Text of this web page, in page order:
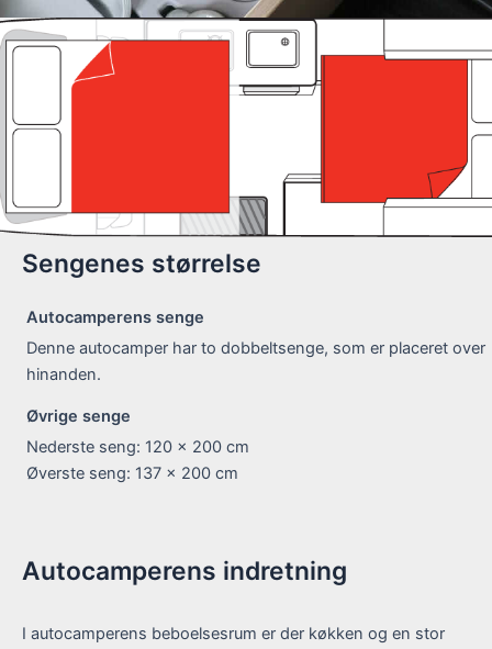
Sengenes størrelse
Autocamperens senge
Denne autocamper har to dobbeltsenge, som er placeret over
hinanden.
Øvrige senge
Nederste seng: 120 x 200 cm
Øverste seng: 137 x 200 cm
Autocamperens indretning
I autocamperens beboelsesrum er der køkken og en stor